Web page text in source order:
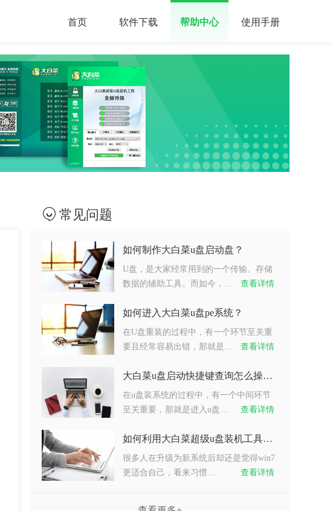
首页 软件下载 帮助中心 使用手册
常见问题
如何制作大白菜u盘启动盘？
U盘，是大家经常用到的一个传输、存储
数据的辅助工具。而如今，…
查看详情
如何进入大白菜u盘pe系统？
在U盘重装的过程中，有一个环节至关重
要且经常容易出错，那就是…
查看详情
大白菜u盘启动快捷键查询怎么操作？
在u盘装系统的过程中，有一个中间环节
至关重要，那就是进入u盘…
查看详情
如何利用大白菜超级u盘装机工具重装系统win7？
很多人在升级为新系统后却还是觉得win7
更适合自己，看来习惯…
查看详情